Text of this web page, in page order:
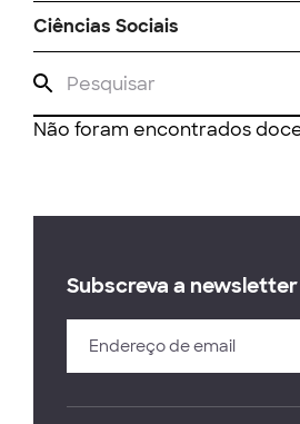
Ciências Sociais
Não foram encontrados
Subscreva a newsletter